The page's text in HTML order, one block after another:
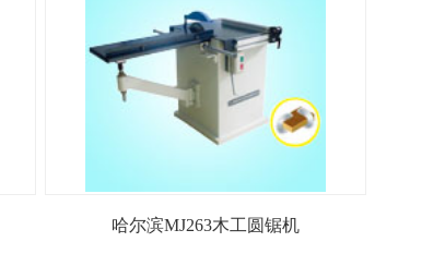
哈尔滨MJ263木工圆锯机